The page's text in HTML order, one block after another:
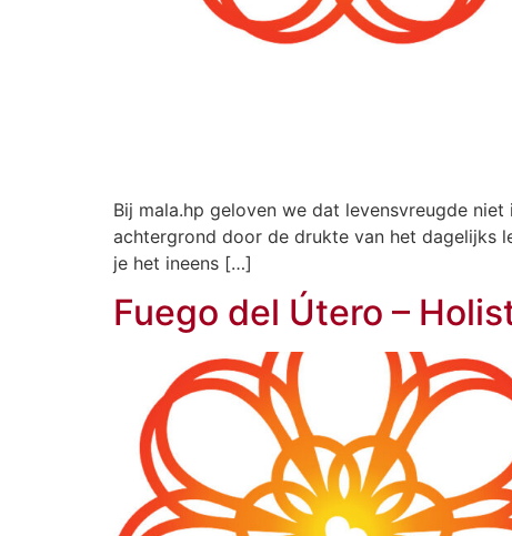
Bij mala.hp geloven we dat levensvreugde
achtergrond door de drukte van het dagelijks
je het ineens […]
Fuego del Útero –